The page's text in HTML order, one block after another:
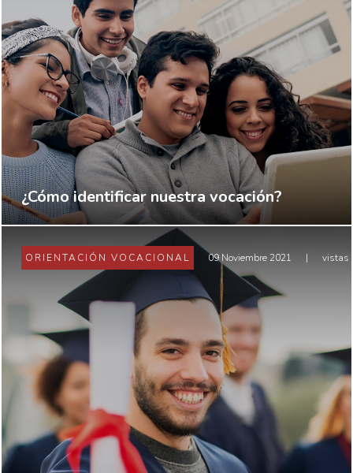
¿Cómo identificar nuestra vocación?
ORIENTACIÓN VOCACIONAL 09 Noviembre 2021 | vistas